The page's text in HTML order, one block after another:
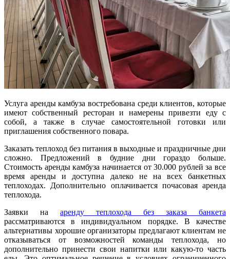
Услуга аренды камбуза востребована среди клиентов, которые
имеют собственный ресторан и намерены привезти еду с
собой, а также в случае самостоятельной готовки или
приглашения собственного повара.
Заказать теплоход без питания в выходные и праздничные дни
сложно. Предложений в будние дни гораздо больше.
Стоимость аренды камбуза начинается от 30.000 рублей за все
время аренды и доступна далеко не на всех банкетных
теплоходах. Дополнительно оплачивается почасовая аренда
теплохода.
Заявки на аренду теплохода без заказа банкета
рассматриваются в индивидуальном порядке. В качестве
альтернативы хорошие организаторы предлагают клиентам не
отказываться от возможностей команды теплохода, но
дополнительно принести свои напитки или какую-то часть